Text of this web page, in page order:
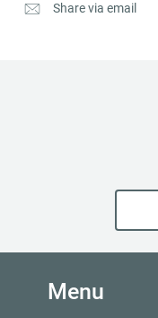
Share via email
Menu